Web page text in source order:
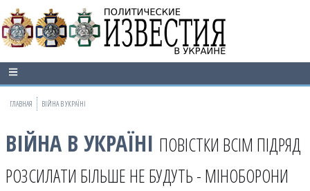
ГЛАВНАЯ ВІЙНА В УКРАЇНІ
ВІЙНА В УКРАЇНІ ПОВІСТКИ ВСІМ ПІДРЯД
РОЗСИЛАТИ БІЛЬШЕ НЕ БУДУТЬ - МІНОБОРОНИ